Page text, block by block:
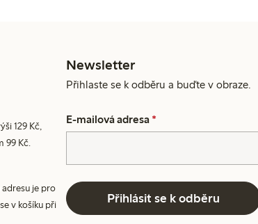
129 Kč,
99 Kč.
je pro
v košíku při
Newsletter
Přihlaste se k odběru a buďte v obraze.
E-mailová adresa *
Přihlásit se k odběru